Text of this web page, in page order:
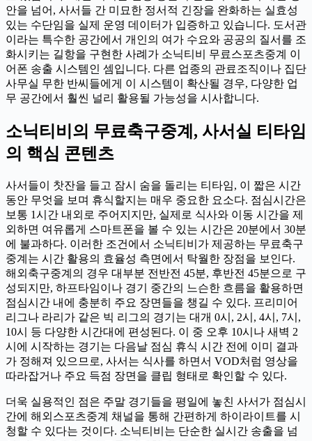
안을 넘어, 사서들 간 미묘한 정서적 긴장을 완화하는 실효성
있는 수단임을 실제 운영 데이터가 입증하고 있습니다. 도서관
이라는 특수한 공간에서 개인의 여가 수요와 공공의 질서를 조
화시키는 길항을 구현한 사례가 소닉티비 무료스포츠중계 이
어폰 송출 시스템인 셈입니다. 다른 업종의 관료조직이나 집단
사무실 무한 반씨들에게 이 시스템이 확산될 경우, 다양한 업
무 공간에서 훨씬 널리 활용될 가능성을 시사합니다.
소닉티비의 무료축구중계, 사서실 티타임
의 핵심 콘텐츠
사서들이 찻잔을 들고 잠시 숨을 돌리는 티타임, 이 짧은 시간
동안 무엇을 보며 휴식할지는 매우 중요한 요소다. 점심시간은
보통 1시간 내외로 주어지지만, 실제로 식사와 이동 시간을 제
외하면 여유롭게 스마트폰을 볼 수 있는 시간은 20분에서 30분
에 불과하다. 이러한 조건에서 소닉티비가 제공하는 무료축구
중계는 시간 활용의 효율성 측면에서 탁월한 장점을 보인다.
해외축구중계의 경우 대부분 전반전 45분, 후반전 45분으로 구
성되지만, 하프타임이나 경기 중간의 느슨한 흐름을 활용하면
점심시간 내에 충분히 주요 장면들을 챙길 수 있다. 프리미어
리그나 라리가 같은 빅 리그의 경기는 대개 0시, 2시, 4시, 7시,
10시 등 다양한 시간대에 편성된다. 이 중 오후 10시나 새벽 2
시에 시작하는 경기는 다음날 점심 휴식 시간 전에 이미 결과
가 정해져 있으므로, 사서는 식사를 하면서 VOD처럼 영상을
따라잡거나 주요 득점 장면을 클립 형태로 확인할 수 있다.
더욱 실용적인 점은 주말 경기들을 평일에 놓친 사서가 점심시
간에 해외스포츠중계 채널을 통해 간편하게 하이라이트를 시
청할 수 있다는 것이다. 소닉티비는 단순한 실시간 송출을 넘